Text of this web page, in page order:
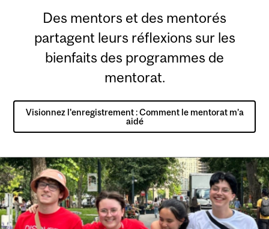
Des mentors et des mentorés
partagent leurs réflexions sur les
bienfaits des programmes de
mentorat.
Visionnez l'enregistrement : Comment le mentorat m’a
aidé